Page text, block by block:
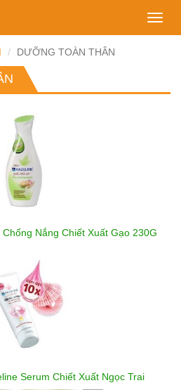
DƯỠNG TOÀN THÂN
Nắng Chiết Xuất Gạo 230G
Serum Chiết Xuất Ngọc Trai